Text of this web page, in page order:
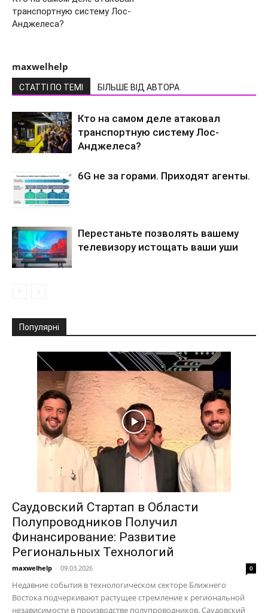
транспортную систему Лос-
Анджелеса?
maxwelhelp
СТАТТІ ПО ТЕМІ БІЛЬШЕ ВІД АВТОРА
Кто на самом деле атаковал
транспортную систему Лос-
Анджелеса?
6G не за горами. Приходят агенты.
Перестаньте позволять вашему
телевизору истощать ваши уши
Популярні
Саудовский Стартап в Области
Полупроводников Получил
Финансирование: Развитие
Региональных Технологий
maxwelhelp - 09.03.2026 0
Недавние события в технологическом секторе Ближнего
Востока подчеркивают растущее стремление к региональной
независимости в производстве полупроводников. Саудовский